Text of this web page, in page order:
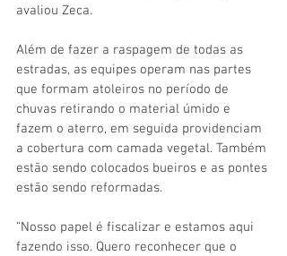
avaliou Zeca.
Além de fazer a raspagem de todas as
estradas, as equipes operam nas partes
que formam atoleiros no período de
chuvas retirando o material úmido e
fazem o aterro, em seguida providenciam
a cobertura com camada vegetal. Também
estão sendo colocados bueiros e as pontes
estão sendo reformadas.
“Nosso papel é fiscalizar e estamos aqui
fazendo isso. Quero reconhecer que o